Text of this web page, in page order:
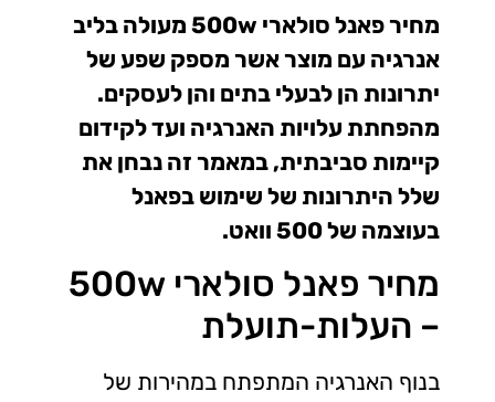
מחיר פאנל סולארי 500w מעולה בליב
אנרגיה עם מוצר אשר מספק שפע של
יתרונות הן לבעלי בתים והן לעסקים.
מהפחתת עלויות האנרגיה ועד לקידום
קיימות סביבתית, במאמר זה נבחן את
שלל היתרונות של שימוש בפאנל
בעוצמה של 500 וואט.
מחיר פאנל סולארי 500w
– העלות-תועלת
בנוף האנרגיה המתפתח במהירות של